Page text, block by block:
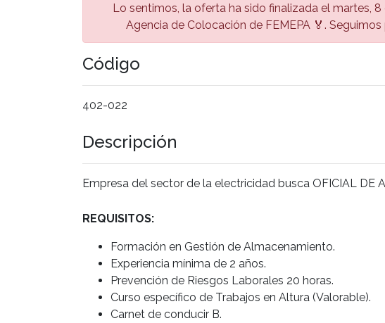
Lo sentimos, la oferta ha sido finalizada el martes,
Agencia de Colocación de FEMEPA 🏅.
Código
402-022
Descripción
Empresa del sector de la electricidad busca OFICIAL DE
REQUISITOS:
Formación en Gestión de Almacenamiento.
Experiencia mínima de 2 años.
Prevención de Riesgos Laborales 20 horas.
Curso específico de Trabajos en Altura (Valorable).
Carnet de conducir B.